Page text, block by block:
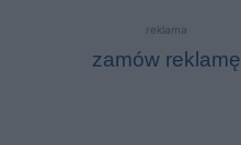
reklama
zamów reklamę